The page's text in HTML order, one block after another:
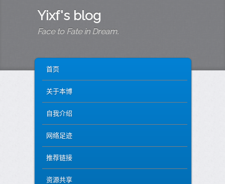
Yixf's blog
Face to Fate in Dream.
SKIP TO PRIMARY CONTENT
SKIP TO SECONDARY CONTENT
首页
关于本博
自我介绍
网络足迹
推荐链接
资源共享